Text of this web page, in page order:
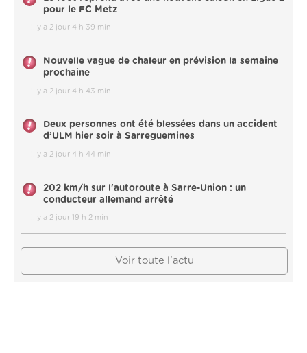
pour le FC Metz
il y a 2 jour 4 h 39 min
Nouvelle vague de chaleur en prévision la semaine
prochaine
il y a 2 jour 4 h 43 min
Deux personnes ont été blessées dans un accident
d’ULM hier soir à Sarreguemines
il y a 2 jour 4 h 44 min
202 km/h sur l'autoroute à Sarre-Union : un
conducteur allemand arrêté
il y a 2 jour 19 h 2 min
Voir toute l'actu